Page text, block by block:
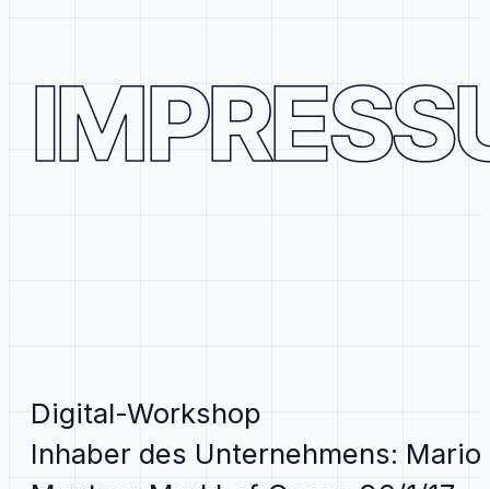
Digital-Workshop
Inhaber des Unternehmens: Mario